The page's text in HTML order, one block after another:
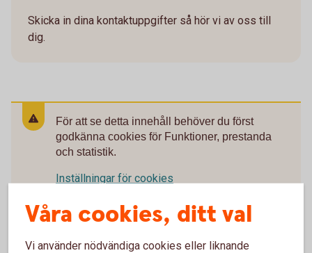
Skicka in dina kontaktuppgifter så hör vi av oss till
dig.
För att se detta innehåll behöver du först
godkänna cookies för Funktioner, prestanda
och statistik.
Inställningar för cookies
Våra cookies, ditt val
Vi använder nödvändiga cookies eller liknande